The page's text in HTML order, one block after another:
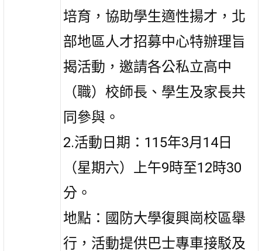
培育，協助學生適性揚才，北
部地區人才招募中心特辦理旨
揭活動，邀請各公私立高中
（職）校師長、學生及家長共
同參與。
2.活動日期： 115年3月14日
（星期六）上午9時至12時30
分。
地點：國防大學復興崗校區舉
行，活動提供巴士專車接駁及